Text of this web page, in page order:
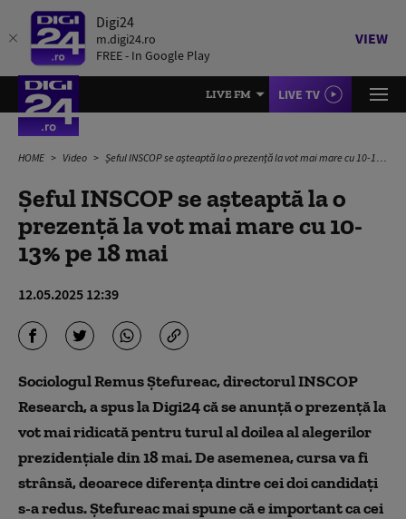
Digi24
m.digi24.ro
FREE - In Google Play
VIEW
LIVE FM LIVE TV
HOME Video Șeful INSCOP se așteaptă la o prezență la vot mai mare cu 10-13% pe 18 mai
Șeful INSCOP se așteaptă la o
prezență la vot mai mare cu 10-
13% pe 18 mai
12.05.2025 12:39
Sociologul Remus Ștefureac, directorul INSCOP
Research, a spus la Digi24 că se anunță o prezență la
vot mai ridicată pentru turul al doilea al alegerilor
prezidențiale din 18 mai. De asemenea, cursa va fi
strânsă, deoarece diferența dintre cei doi candidați
s-a redus. Ștefureac mai spune că e important ca cei